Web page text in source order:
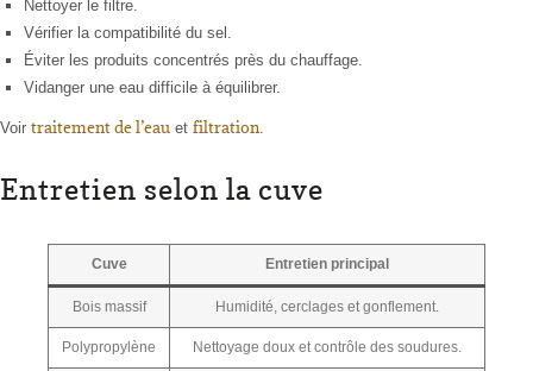
Nettoyer le filtre.
Vérifier la compatibilité du sel.
Éviter les produits concentrés près du chauffage.
Vidanger une eau difficile à équilibrer.
Voir traitement de l’eau et filtration
Entretien selon la cuve
Cuve Entretien principal
Bois massif Humidité, cerclages et gonflement.
Polypropylène Nettoyage doux et contrôle des soudures.